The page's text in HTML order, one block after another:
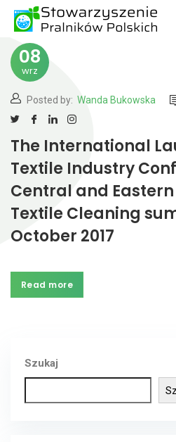
08
wrz
Posted by: Wanda Bukowska
The International
Textile Industry
Central and
Textile Cleaning
October 2017
Read more
Read more
Szukaj